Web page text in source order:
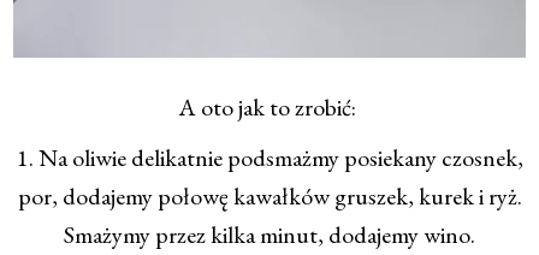
A oto jak to zrobić:
1. Na oliwie delikatnie podsmażmy posiekany czosnek,
por, dodajemy połowę kawałków gruszek, kurek i ryż.
Smażymy przez kilka minut, dodajemy wino.